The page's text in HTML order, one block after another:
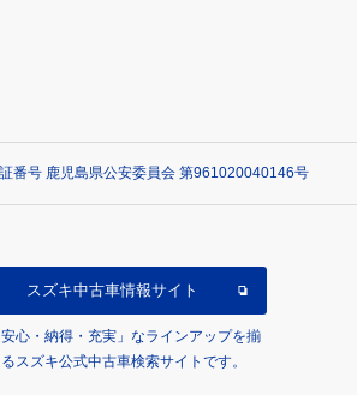
番号 鹿児島県公安委員会 第961020040146号
スズキ中古車情報サイト
安心・納得・充実」なラインアップを揃
るスズキ公式中古車検索サイトです。